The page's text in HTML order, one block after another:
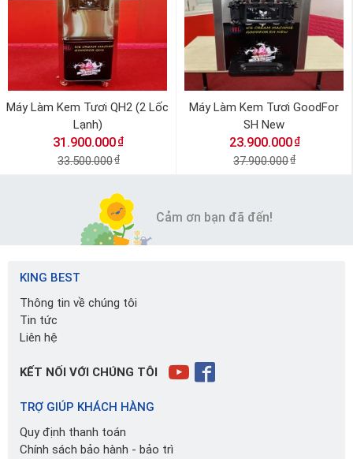
Máy Làm Kem Tươi QH2 (2 Lốc
Lạnh)
31.900.000 ₫
33.500.000₫
Máy Làm Kem Tươi GoodFor
SH New
23.900.000 ₫
37.900.000₫
Cảm ơn bạn đã đến!
KING BEST
Thông tin về chúng tôi
Tin tức
Liên hệ
KẾT NỐI VỚI CHÚNG TÔI
TRỢ GIÚP KHÁCH HÀNG
Quy định thanh toán
Chính sách bảo hành - bảo trì